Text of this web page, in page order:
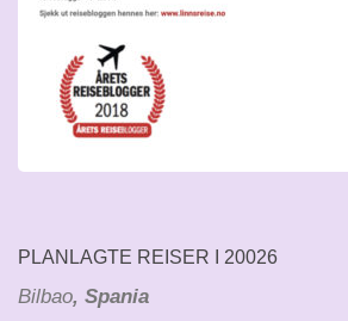
PLANLAGTE REISER I 20026
Bilbao, Spania